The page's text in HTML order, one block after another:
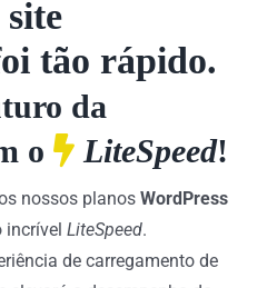
tão rápido.
da
o
LiteSpeed!
nossos planos WordPress
incrível LiteSpeed.
de carregamento de